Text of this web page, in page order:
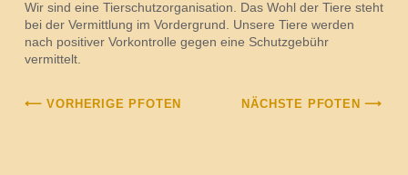
Wir sind eine Tierschutzorganisation. Das Wohl der Tiere steht
bei der Vermittlung im Vordergrund. Unsere Tiere werden
nach positiver Vorkontrolle gegen eine Schutzgebühr
vermittelt.
⟵ VORHERIGE PFOTEN NÄCHSTE PFOTEN ⟶